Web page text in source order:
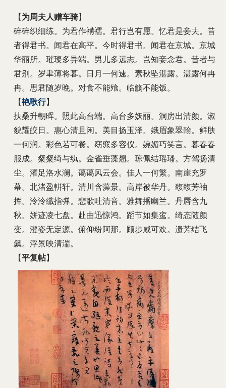
【 为周夫人赠车骑】
碎碎织细练。为君作褠襦。君行岂有愿。忆君是妾夫。昔
者得君书。闻君在高平。今时得君书。闻君在京城。京城
华丽所。璀璨多异端。男儿多远志。岂知妾念君。昔者与
君别。岁聿薄将暮。日月一何速。素秋坠湛露。湛露何冉
冉。思君随岁晚。对食不能飱。临觞不能饭。
【艳歌行】
扶桑升朝晖。照此高台端。高台多妖丽。洞房出清颜。淑
貌耀皎日。惠心清且闲。美目扬玉泽。娥眉象翠翰。鲜肤
一何润。彩色若可餐。窈窕多容仪。婉媚巧笑言。暮春春
服成。粲粲绮与纨。金雀垂藻翘。琼佩结瑶璠。方驾扬清
尘。濯足洛水澜。蔼蔼风云会。佳人一何繁。南崖充罗
幕。北渚盈軿轩。清川含藻景。高岸被华丹。馥馥芳袖
挥。泠泠纎指弹。悲歌吐清音。雅舞播幽兰。丹唇含九
秋。姘迹凌七盘。赴曲迅惊鸿。蹈节如集鸾。绮态随颜
变。澄姿无定源。俯仰纷阿那。顾步咸可欢。遗芳结飞
飙。浮景映清湍。
【平复帖】